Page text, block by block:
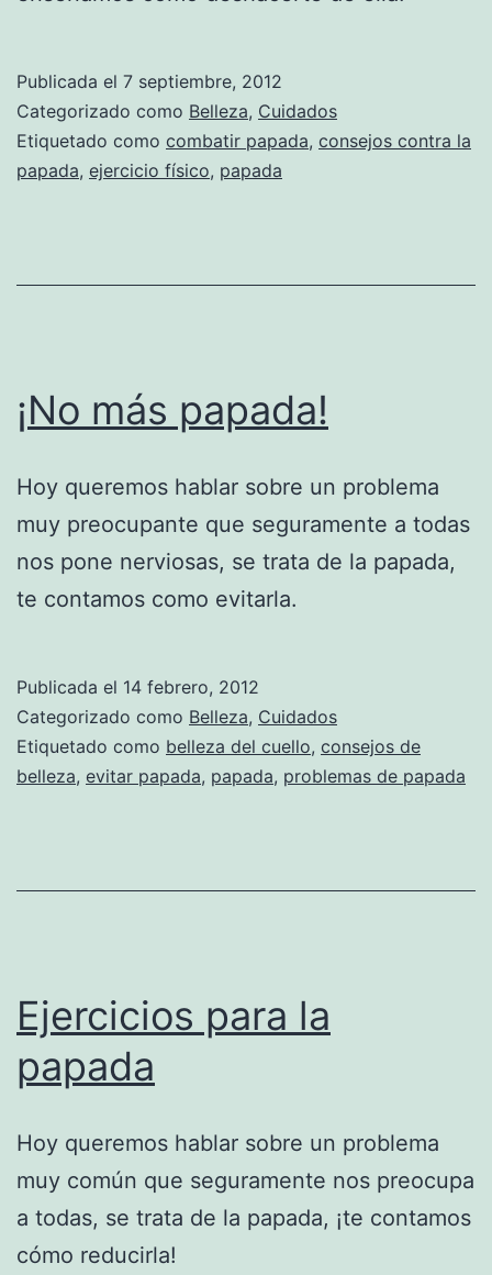
Publicada el 7 septiembre, 2012
Categorizado como Belleza, Cuidados
Etiquetado como combatir papada, consejos contra la
papada, ejercicio físico, papada
¡No más papada!
Hoy queremos hablar sobre un problema
muy preocupante que seguramente a todas
nos pone nerviosas, se trata de la papada,
te contamos como evitarla.
Publicada el 14 febrero, 2012
Categorizado como Belleza, Cuidados
Etiquetado como belleza del cuello, consejos de
belleza, evitar papada, papada, problemas de papada
Ejercicios para la
papada
Hoy queremos hablar sobre un problema
muy común que seguramente nos preocupa
a todas, se trata de la papada, ¡te contamos
cómo reducirla!